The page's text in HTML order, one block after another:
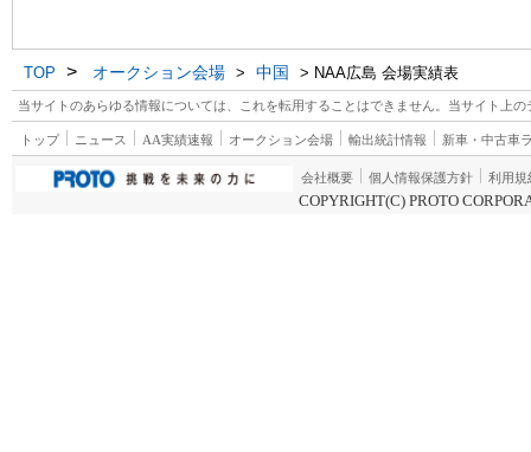
TOP > オークション会場 > 中国 > NAA広島 会場実績表
当サイトのあらゆる情報については、これを転用することはできません。当サイト上
トップ ニュース AA実績速報 オークション会場 輸出統計情報 新車・中古車
会社概要 個人情報保護方針 利用規
COPYRIGHT(C) PROTO